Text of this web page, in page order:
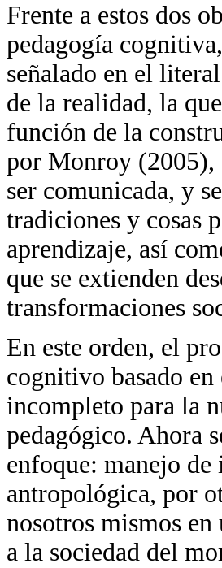
Frente a estos dos
pedagogía
señalado en el
de la realidad, la
función de la
por Monroy (2005),
ser comunicada, y
tradiciones y cosas
aprendizaje, así
que se extienden
transformaciones
En este orden, el
cognitivo basado
incompleto para la
pedagógico. Ahora
enfoque: manejo
antropológica, por
nosotros mismos
a la sociedad del